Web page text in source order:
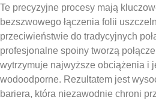
Te precyzyjne procesy mają
bezszwowego łączenia folii
przeciwieństwie do tradycyjnych
profesjonalne spoiny tworzą
wytrzymuje najwyższe obciążenia i
wodoodporne. Rezultatem jest
bariera, która niezawodnie chroni